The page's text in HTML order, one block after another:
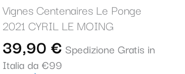
Vignes Centenaires Le Ponge
2021 CYRIL LE MOING
39,90 € Spedizione Gratis in
Italia da €99